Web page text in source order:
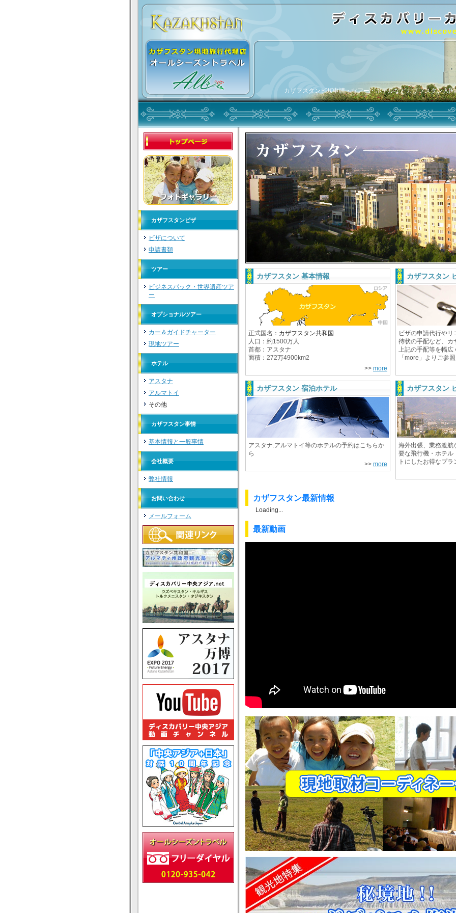
カザフスタンビザ申請・ツアー・ホテルなどカザフスタン入
カザフスタンビザ
ビザについて
申請書類
ツアー
ビジネスパック・世界遺産ツア
ー
オプショナルツアー
カー＆ガイドチャーター
現地ツアー
ホテル
アスタナ
アルマトイ
その他
カザフスタン事情
基本情報と一般事情
会社概要
弊社情報
お問い合わせ
メールフォーム
カザフスタン 基本情報
正式国名： カザフスタン共和国
人口：約1500万人
首都：アスタナ
面積：272万4900km2
>> more
カザフスタン
ビザの申請代行や
待状の手配など、カ
上記の手配等を幅広
「more」よりご参照
カザフスタン 宿泊ホテル
アスタナ.アルマトイ等のホテルの予約はこちらか
ら
>> more
カザフスタン
海外出張、業務渡航
要な飛行機・ホテル
トにしたお得なプラ
カザフスタン最新情報
Loading...
最新動画